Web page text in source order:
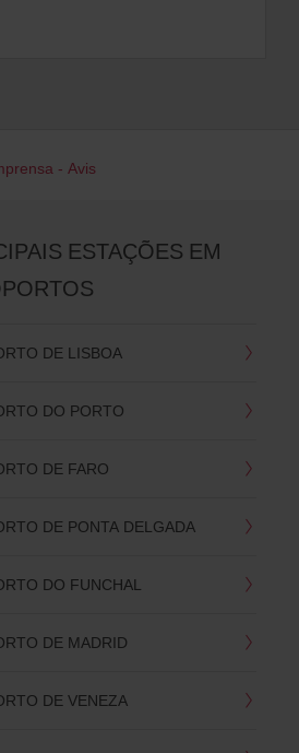
- Avis
ESTAÇÕES EM
DE LISBOA
DO PORTO
DE FARO
DE PONTA DELGADA
DO FUNCHAL
DE MADRID
DE VENEZA